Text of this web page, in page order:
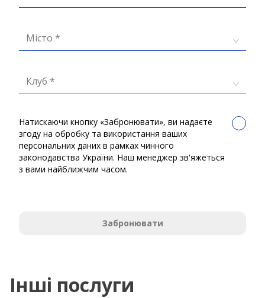
Місто *
Клуб *
Натискаючи кнопку «Забронювати», ви надаєте
згоду на обробку та використання ваших
персональних даних в рамках чинного
законодавства України. Наш менеджер зв'яжеться
з вами найближчим часом.
Забронювати
Інші послуги